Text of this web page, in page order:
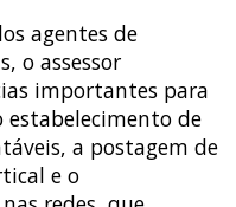
agentes de
o assessor
importantes para
estabelecimento de
a postagem de
e o